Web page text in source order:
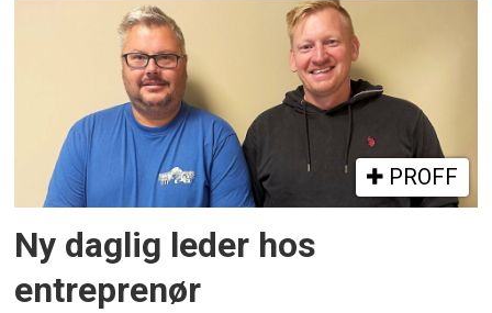
PROFF
Ny daglig leder hos
entreprenør